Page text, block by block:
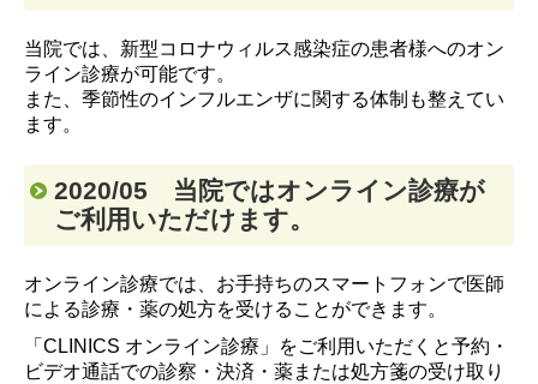
当院では、新型コロナウィルス感染症の患者様へのオン
ライン診療が可能です。
また、季節性のインフルエンザに関する体制も整えてい
ます。
2020/05 当院ではオンライン診療が
ご利用いただけます。
オンライン診療では、お手持ちのスマートフォンで医師
による診療・薬の処方を受けることができます。
「CLINICS オンライン診療」をご利用いただくと予約・
ビデオ通話での診察・決済・薬または処方箋の受け取り